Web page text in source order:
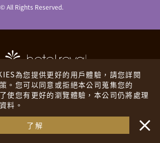
為您提供更好的用戶體驗，請您詳閱
。您可以同意或拒絕本公司蒐集您的
使您有更好的瀏覽體驗，本公司仍將處理
料。
了解
・・
All Rights Reserved.
로얄 더플레이스